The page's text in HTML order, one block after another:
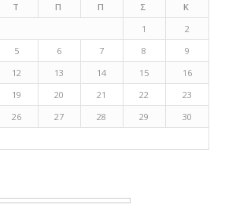
Τ Π Π Σ
Κ
1
2
5 6 7 8
9
12 13 14 15
16
19 20 21 22
23
26 27 28 29
30